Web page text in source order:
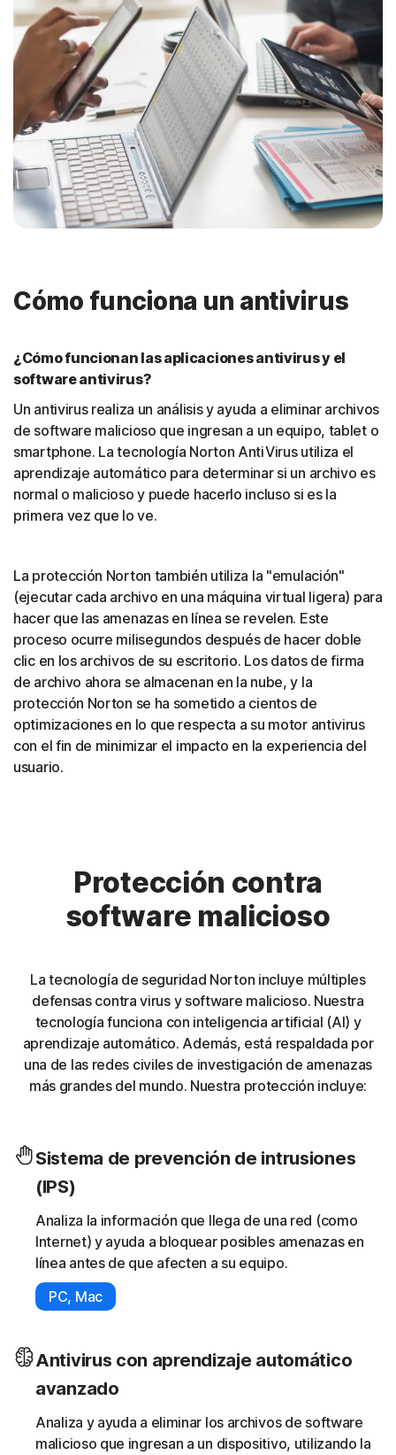
Cómo funciona un antivirus
¿Cómo funcionan las aplicaciones antivirus y el
software antivirus?
Un antivirus realiza un análisis y ayuda a eliminar archivos
de software malicioso que ingresan a un equipo, tablet o
smartphone. La tecnología Norton AntiVirus utiliza el
aprendizaje automático para determinar si un archivo es
normal o malicioso y puede hacerlo incluso si es la
primera vez que lo ve.
La protección Norton también utiliza la "emulación"
(ejecutar cada archivo en una máquina virtual ligera) para
hacer que las amenazas en línea se revelen. Este
proceso ocurre milisegundos después de hacer doble
clic en los archivos de su escritorio. Los datos de firma
de archivo ahora se almacenan en la nube, y la
protección Norton se ha sometido a cientos de
optimizaciones en lo que respecta a su motor antivirus
con el fin de minimizar el impacto en la experiencia del
usuario.
Protección contra
software malicioso
La tecnología de seguridad Norton incluye múltiples
defensas contra virus y software malicioso. Nuestra
tecnología funciona con inteligencia artificial (AI) y
aprendizaje automático. Además, está respaldada por
una de las redes civiles de investigación de amenazas
más grandes del mundo. Nuestra protección incluye:
Sistema de prevención de intrusiones
(IPS)
Analiza la información que llega de una red (como
Internet) y ayuda a bloquear posibles amenazas en
línea antes de que afecten a su equipo.
PC, Mac
Antivirus con aprendizaje automático
avanzado
Analiza y ayuda a eliminar los archivos de software
malicioso que ingresan a un dispositivo, utilizando la